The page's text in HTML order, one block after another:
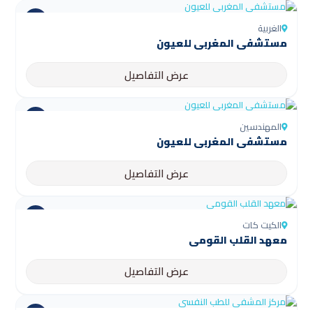
الغربية
مستشفى المغربي للعيون
عرض التفاصيل
المهندسين
مستشفى المغربي للعيون
عرض التفاصيل
الكيت كات
معهد القلب القومي
عرض التفاصيل